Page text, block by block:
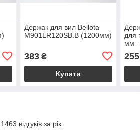
Держак для вил Bellota
M901LR120SB.B (1200мм)
383₴
Купити
для
мм -
255
відгуків за рік